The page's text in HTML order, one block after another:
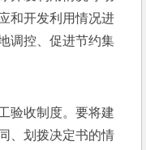
和开发利用情况进
调控、促进节约集
收制度。要将建
、划拨决定书的情